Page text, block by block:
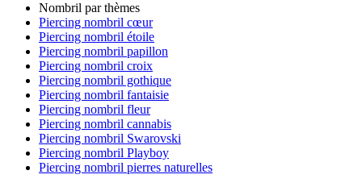
Nombril par thèmes
Piercing nombril cœur
Piercing nombril étoile
Piercing nombril papillon
Piercing nombril croix
Piercing nombril gothique
Piercing nombril fantaisie
Piercing nombril fleur
Piercing nombril cannabis
Piercing nombril Swarovski
Piercing nombril Playboy
Piercing nombril pierres naturelles